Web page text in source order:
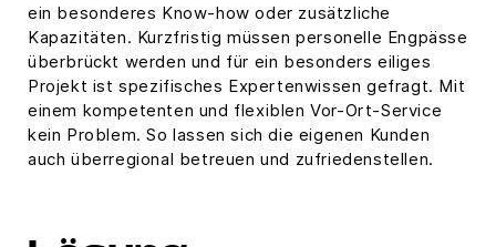
ein besonderes Know-how oder zusätzliche
Kapazitäten. Kurzfristig müssen personelle Engpässe
überbrückt werden und für ein besonders eiliges
Projekt ist spezifisches Expertenwissen gefragt. Mit
einem kompetenten und flexiblen Vor-Ort-Service
kein Problem. So lassen sich die eigenen Kunden
auch überregional betreuen und zufriedenstellen.